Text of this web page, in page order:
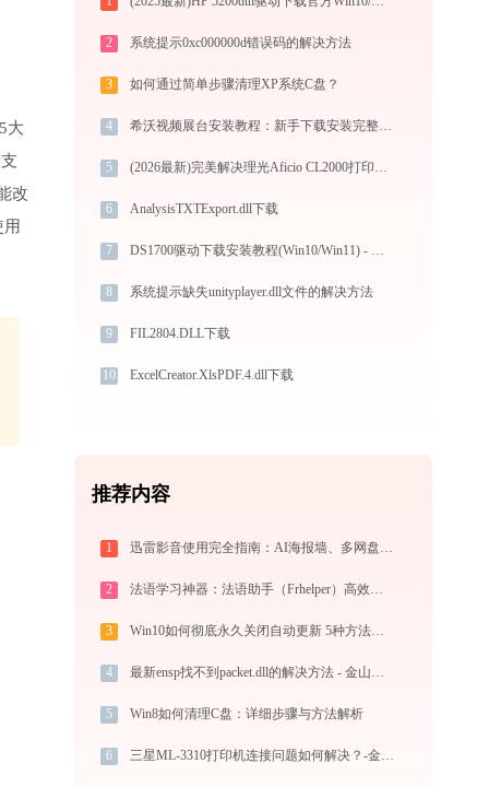
大
改
2 系统提示0xc000000d错误码的解决方法
3 如何通过简单步骤清理XP系统C盘？
4 希沃视频展台安装教程：新手下载安装完整图文步骤
5 (2026最新)完美解决理光Aficio CL2000打印机驱动安装困扰，全面下载安装教程
6 AnalysisTXTExport.dll下载
7 DS1700驱动下载安装教程(Win10/Win11) - 官方安全下载指南
8 系统提示缺失unityplayer.dll文件的解决方法
9 FIL2804.DLL下载
10 ExcelCreator.XlsPDF.4.dll下载
推荐内容
1 迅雷影音使用完全指南：AI海报墙、多网盘直放、跨端同步，不止于播放器
2 法语学习神器：法语助手（Frhelper）高效词库扩充与语法攻克秘籍：frhelper.ijinshan.com 安全绿色指南
3 Win10如何彻底永久关闭自动更新 5种方法教你永久关闭win10自动更新
4 最新ensp找不到packet.dll的解决方法 - 金山毒霸
5 Win8如何清理C盘：详细步骤与方法解析
6 三星ML-3310打印机连接问题如何解决？-金山毒霸